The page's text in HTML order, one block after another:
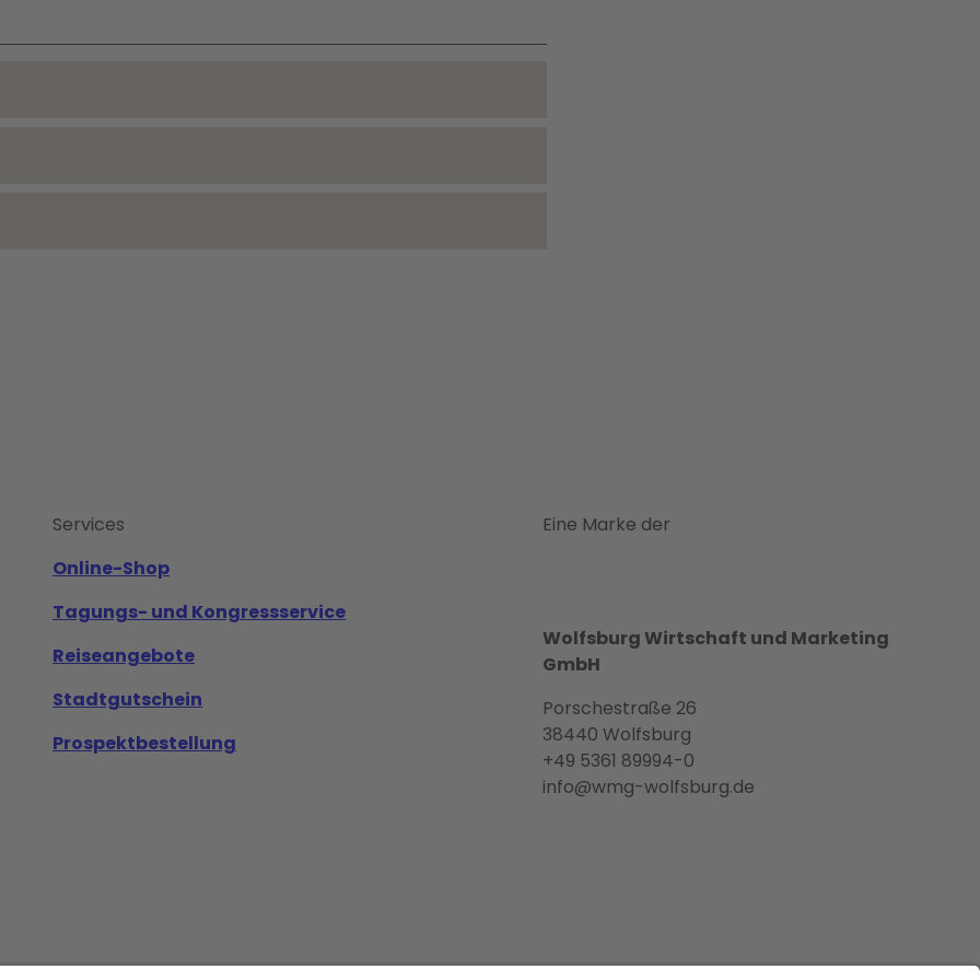
Services
Online-Shop
Tagungs- und Kongressservice
Reiseangebote
Stadtgutschein
Prospektbestellung
Eine Marke der
Wolfsburg Wirtschaft und Marketing
GmbH
Porschestraße 26
38440 Wolfsburg
+49 5361 89994-0
info@wmg-wolfsburg.de